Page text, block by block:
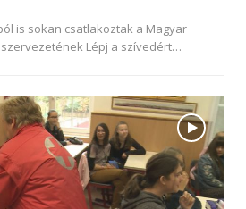
is sokan csatlakoztak a Magyar
Lépj a szívedért…